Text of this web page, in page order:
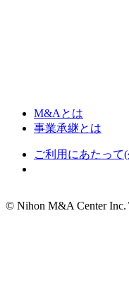
M&Aとは
事業承継とは
ご利用にあたって
© Nihon M&A Center Inc.